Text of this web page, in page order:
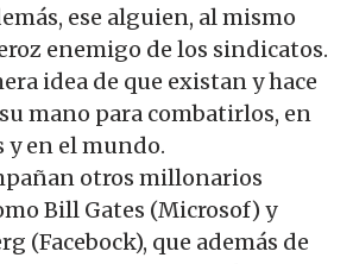
ese alguien, al mismo
enemigo de los sindicatos.
idea de que existan y hace
mano para combatirlos, en
y en el mundo.
otros millonarios
Bill Gates (Microsof) y
(Facebock), que además de